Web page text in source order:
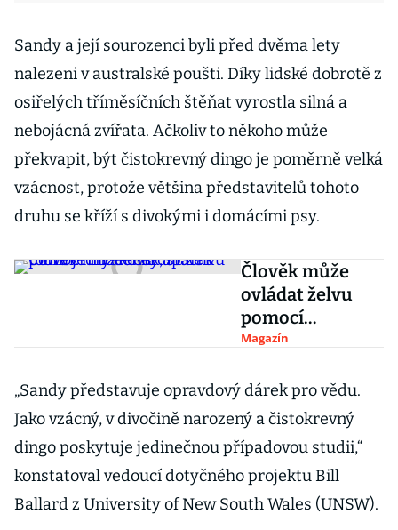
Sandy a její sourozenci byli před dvěma lety
nalezeni v australské poušti. Díky lidské dobrotě z
osiřelých tříměsíčních štěňat vyrostla silná a
nebojácná zvířata. Ačkoliv to někoho může
překvapit, být čistokrevný dingo je poměrně velká
vzácnost, protože většina představitelů tohoto
druhu se kříží s divokými i domácími psy.
Člověk může
ovládat želvu
pomocí
myšlenek, stačí
jednoduchý
aparát
Magazín
„Sandy představuje opravdový dárek pro vědu.
Jako vzácný, v divočině narozený a čistokrevný
dingo poskytuje jedinečnou případovou studii,“
konstatoval vedoucí dotyčného projektu Bill
Ballard z University of New South Wales (UNSW).